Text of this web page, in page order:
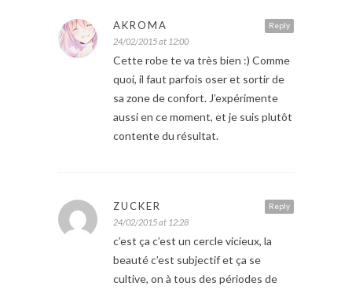
Reply
AKROMA
24/02/2015 at 12:00
Cette robe te va très bien :) Comme
quoi, il faut parfois oser et sortir de
sa zone de confort. J’expérimente
aussi en ce moment, et je suis plutôt
contente du résultat.
Reply
ZUCKER
24/02/2015 at 12:28
c’est ça c’est un cercle vicieux, la
beauté c’est subjectif et ça se
cultive, on à tous des périodes de